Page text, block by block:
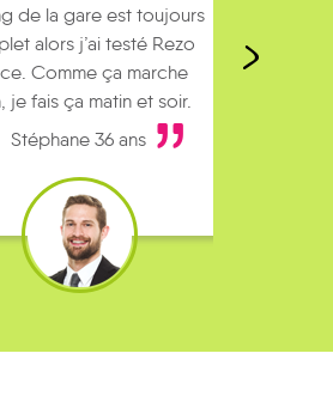
de la gare est toujours
alors j’ai testé Rezo
Comme ça marche
je fais ça matin et soir.
Stéphane 36 ans